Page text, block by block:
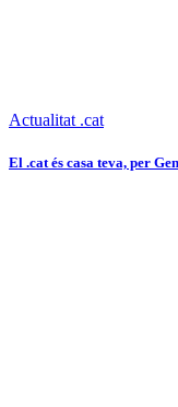
Actualitat .cat
El .cat és casa teva, per